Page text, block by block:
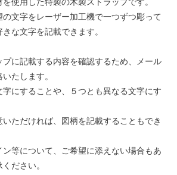
使用した特製の木製ストラップです。
の文字をレーザー加工機で一つずつ彫って
な文字を記載できます。
プに記載する内容を確認するため、メール
たします。
にすることや、５つとも異なる文字にす
いただければ、図柄を記載することもでき
等について、ご希望に添えない場合もあ
ださい。